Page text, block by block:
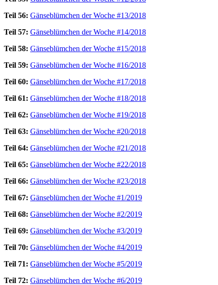
Teil 56: Gänseblümchen der Woche #13/2018
Teil 57: Gänseblümchen der Woche #14/2018
Teil 58: Gänseblümchen der Woche #15/2018
Teil 59: Gänseblümchen der Woche #16/2018
Teil 60: Gänseblümchen der Woche #17/2018
Teil 61: Gänseblümchen der Woche #18/2018
Teil 62: Gänseblümchen der Woche #19/2018
Teil 63: Gänseblümchen der Woche #20/2018
Teil 64: Gänseblümchen der Woche #21/2018
Teil 65: Gänseblümchen der Woche #22/2018
Teil 66: Gänseblümchen der Woche #23/2018
Teil 67: Gänseblümchen der Woche #1/2019
Teil 68: Gänseblümchen der Woche #2/2019
Teil 69: Gänseblümchen der Woche #3/2019
Teil 70: Gänseblümchen der Woche #4/2019
Teil 71: Gänseblümchen der Woche #5/2019
Teil 72: Gänseblümchen der Woche #6/2019